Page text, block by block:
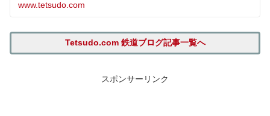
www.tetsudo.com
Tetsudo.com 鉄道ブログ記事一覧へ
スポンサーリンク